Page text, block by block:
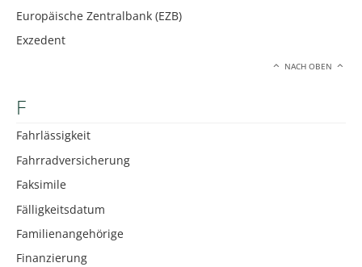
Europäische Zentralbank (EZB)
Exzedent
NACH OBEN
F
Fahrlässigkeit
Fahrradversicherung
Faksimile
Fälligkeitsdatum
Familienangehörige
Finanzierung